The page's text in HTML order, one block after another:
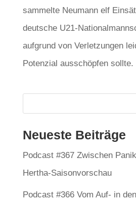
sammelte Neumann elf
deutsche U21-
aufgrund von Verletzungen
Potenzial ausschöpfen sollte.
Neueste Beiträge
Podcast #367 Zwischen
Hertha-Saisonvorschau
Podcast #366 Vom Auf- in